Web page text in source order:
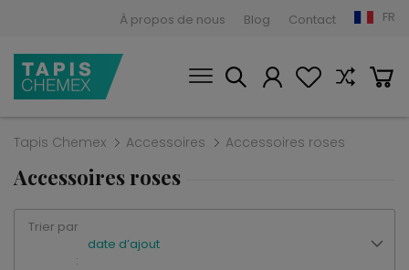
À propos de nous Blog Contact FR
Tapis Chemex Accessoires Accessoires roses
Accessoires roses
Trier par
:
date d’ajout